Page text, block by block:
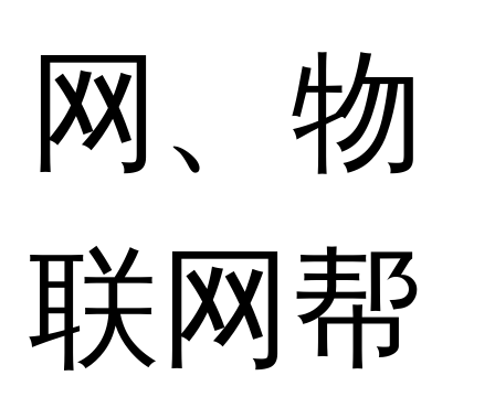
网、物
联网帮